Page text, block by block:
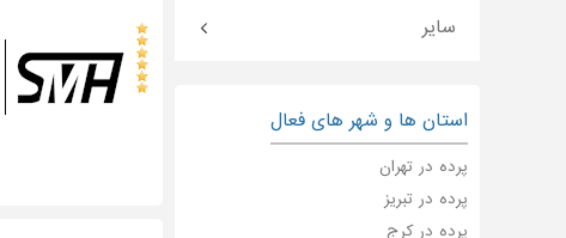
سایر
استان ها و شهر های فعال
پرده در تهران
پرده در تبریز
پرده در کرج